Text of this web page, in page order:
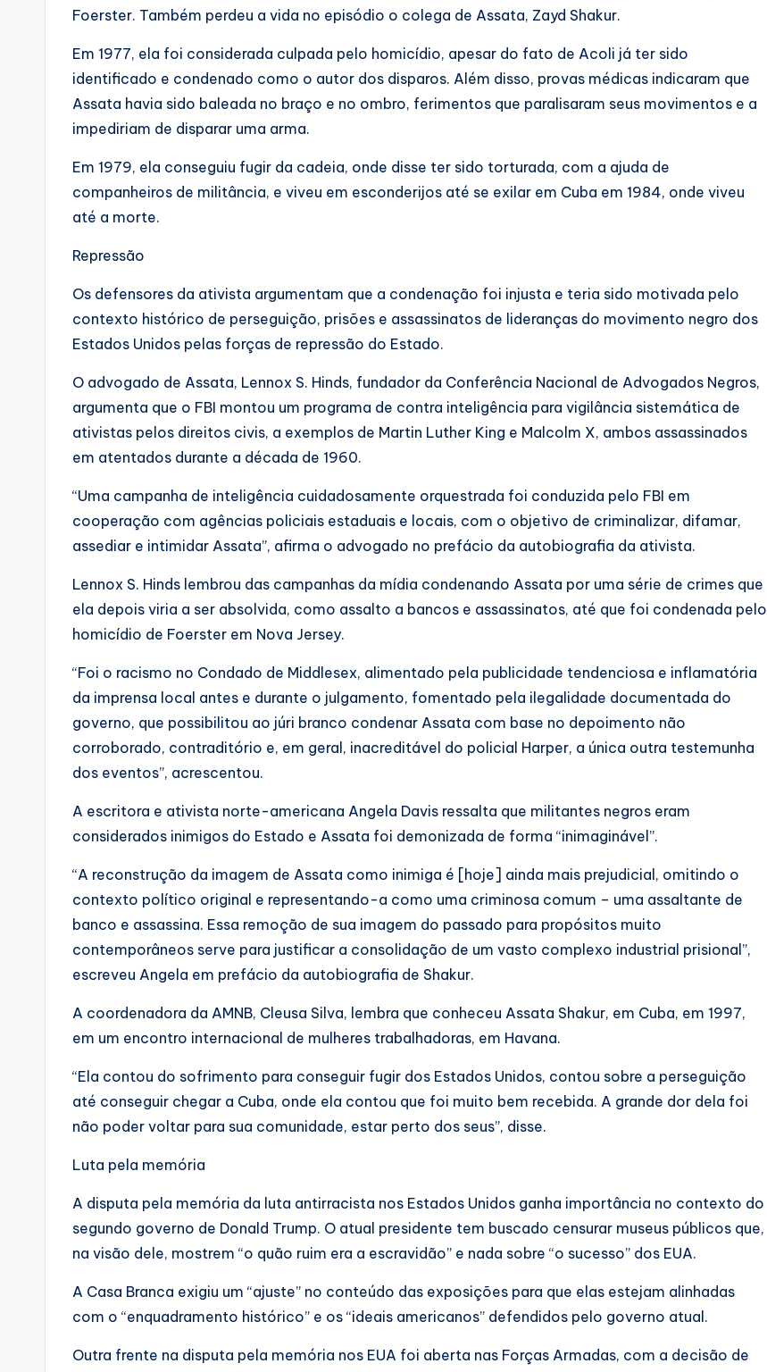
Foerster. Também perdeu a vida no episódio o colega de Assata, Zayd Shakur.
Em 1977, ela foi considerada culpada pelo homicídio, apesar do fato de Acoli já ter sido
identificado e condenado como o autor dos disparos. Além disso, provas médicas indicaram que
Assata havia sido baleada no braço e no ombro, ferimentos que paralisaram seus movimentos e a
impediriam de disparar uma arma.
Em 1979, ela conseguiu fugir da cadeia, onde disse ter sido torturada, com a ajuda de
companheiros de militância, e viveu em esconderijos até se exilar em Cuba em 1984, onde viveu
até a morte.
Repressão
Os defensores da ativista argumentam que a condenação foi injusta e teria sido motivada pelo
contexto histórico de perseguição, prisões e assassinatos de lideranças do movimento negro dos
Estados Unidos pelas forças de repressão do Estado.
O advogado de Assata, Lennox S. Hinds, fundador da Conferência Nacional de Advogados Negros,
argumenta que o FBI montou um programa de contra inteligência para vigilância sistemática de
ativistas pelos direitos civis, a exemplos de Martin Luther King e Malcolm X, ambos assassinados
em atentados durante a década de 1960.
“Uma campanha de inteligência cuidadosamente orquestrada foi conduzida pelo FBI em
cooperação com agências policiais estaduais e locais, com o objetivo de criminalizar, difamar,
assediar e intimidar Assata”, afirma o advogado no prefácio da autobiografia da ativista.
Lennox S. Hinds lembrou das campanhas da mídia condenando Assata por uma série de crimes que
ela depois viria a ser absolvida, como assalto a bancos e assassinatos, até que foi condenada pelo
homicídio de Foerster em Nova Jersey.
“Foi o racismo no Condado de Middlesex, alimentado pela publicidade tendenciosa e inflamatória
da imprensa local antes e durante o julgamento, fomentado pela ilegalidade documentada do
governo, que possibilitou ao júri branco condenar Assata com base no depoimento não
corroborado, contraditório e, em geral, inacreditável do policial Harper, a única outra testemunha
dos eventos”, acrescentou.
A escritora e ativista norte-americana Angela Davis ressalta que militantes negros eram
considerados inimigos do Estado e Assata foi demonizada de forma “inimaginável”.
“A reconstrução da imagem de Assata como inimiga é [hoje] ainda mais prejudicial, omitindo o
contexto político original e representando-a como uma criminosa comum – uma assaltante de
banco e assassina. Essa remoção de sua imagem do passado para propósitos muito
contemporâneos serve para justificar a consolidação de um vasto complexo industrial prisional”,
escreveu Angela em prefácio da autobiografia de Shakur.
A coordenadora da AMNB, Cleusa Silva, lembra que conheceu Assata Shakur, em Cuba, em 1997,
em um encontro internacional de mulheres trabalhadoras, em Havana.
“Ela contou do sofrimento para conseguir fugir dos Estados Unidos, contou sobre a perseguição
até conseguir chegar a Cuba, onde ela contou que foi muito bem recebida. A grande dor dela foi
não poder voltar para sua comunidade, estar perto dos seus”, disse.
Luta pela memória
A disputa pela memória da luta antirracista nos Estados Unidos ganha importância no contexto do
segundo governo de Donald Trump. O atual presidente tem buscado censurar museus públicos que,
na visão dele, mostrem “o quão ruim era a escravidão” e nada sobre “o sucesso” dos EUA.
A Casa Branca exigiu um “ajuste” no conteúdo das exposições para que elas estejam alinhadas
com o “enquadramento histórico” e os “ideais americanos” defendidos pelo governo atual.
Outra frente na disputa pela memória nos EUA foi aberta nas Forças Armadas, com a decisão de